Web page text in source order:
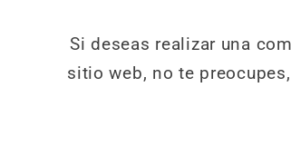
Si deseas realizar una
sitio web, no te